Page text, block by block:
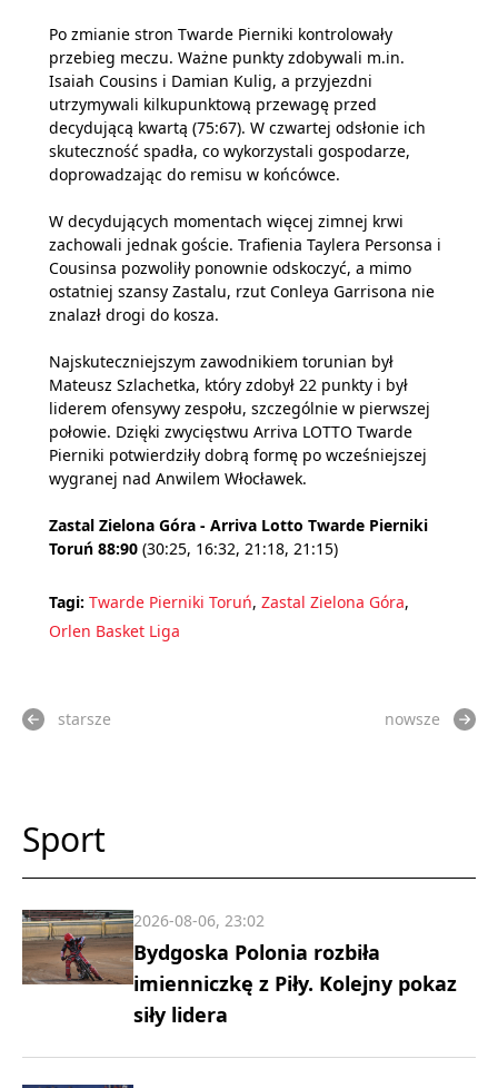
Po zmianie stron Twarde Pierniki kontrolowały
przebieg meczu. Ważne punkty zdobywali m.in.
Isaiah Cousins i Damian Kulig, a przyjezdni
utrzymywali kilkupunktową przewagę przed
decydującą kwartą (75:67). W czwartej odsłonie ich
skuteczność spadła, co wykorzystali gospodarze,
doprowadzając do remisu w końcówce.
W decydujących momentach więcej zimnej krwi
zachowali jednak goście. Trafienia Taylera Personsa i
Cousinsa pozwoliły ponownie odskoczyć, a mimo
ostatniej szansy Zastalu, rzut Conleya Garrisona nie
znalazł drogi do kosza.
Najskuteczniejszym zawodnikiem torunian był
Mateusz Szlachetka, który zdobył 22 punkty i był
liderem ofensywy zespołu, szczególnie w pierwszej
połowie. Dzięki zwycięstwu Arriva LOTTO Twarde
Pierniki potwierdziły dobrą formę po wcześniejszej
wygranej nad Anwilem Włocławek.
Zastal Zielona Góra - Arriva Lotto Twarde Pierniki
Toruń 88:90 (30:25, 16:32, 21:18, 21:15)
Tagi: Twarde Pierniki Toruń, Zastal Zielona Góra,
Orlen Basket Liga
starsze nowsze
Sport
Bydgoska Polonia rozbiła
imienniczkę z Piły. Kolejny pokaz
siły lidera
2026-08-06, 23:02